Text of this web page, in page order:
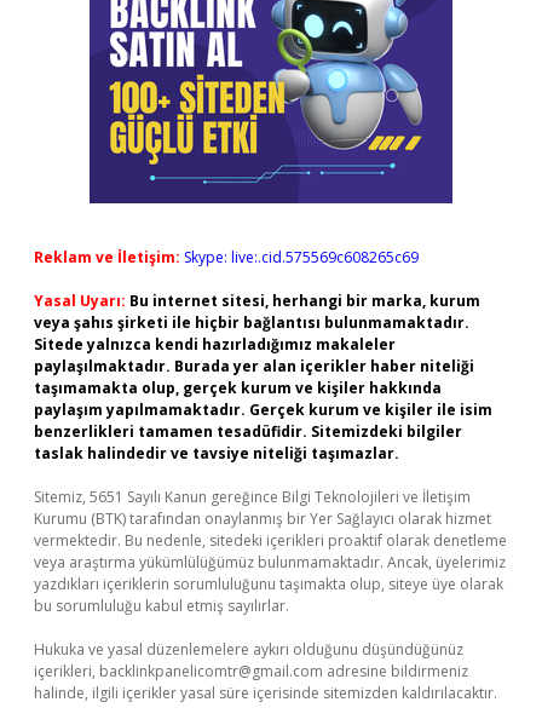
Reklam ve İletişim: Skype: live:.cid.575569c608265c69
Yasal Uyarı: Bu internet sitesi, herhangi bir marka, kurum
veya şahıs şirketi ile hiçbir bağlantısı bulunmamaktadır.
Sitede yalnızca kendi hazırladığımız makaleler
paylaşılmaktadır. Burada yer alan içerikler haber niteliği
taşımamakta olup, gerçek kurum ve kişiler hakkında
paylaşım yapılmamaktadır. Gerçek kurum ve kişiler ile isim
benzerlikleri tamamen tesadüfidir. Sitemizdeki bilgiler
taslak halindedir ve tavsiye niteliği taşımazlar.
Sitemiz, 5651 Sayılı Kanun gereğince Bilgi Teknolojileri ve İletişim
Kurumu (BTK) tarafından onaylanmış bir Yer Sağlayıcı olarak hizmet
vermektedir. Bu nedenle, sitedeki içerikleri proaktif olarak denetleme
veya araştırma yükümlülüğümüz bulunmamaktadır. Ancak, üyelerimiz
yazdıkları içeriklerin sorumluluğunu taşımakta olup, siteye üye olarak
bu sorumluluğu kabul etmiş sayılırlar.
Hukuka ve yasal düzenlemelere aykırı olduğunu düşündüğünüz
içerikleri, backlinkpanelicomtr@gmail.com adresine bildirmeniz
halinde, ilgili içerikler yasal süre içerisinde sitemizden kaldırılacaktır.